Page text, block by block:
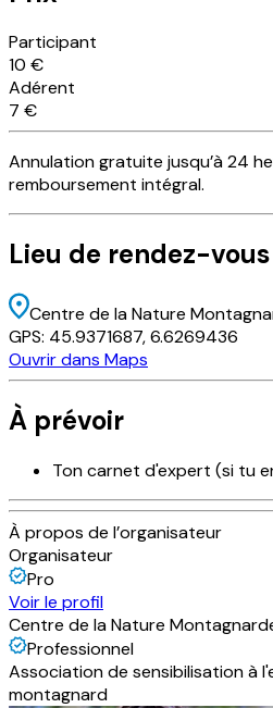
Participant
10 €
Adérent
7 €
Annulationgratuite jusqu’à 24
remboursement intégral.
Lieu de rendez-vous
Centre de la Nature
GPS: 45.9371687,6.6269436
Ouvrir dans Maps
À prévoir
Ton carnet d'expert (si tu
À propos de l’organisateur
Organisateur
Pro
Voir le profil
Centre de la Nature
Professionnel
Association de sensibilisation à
montagnard